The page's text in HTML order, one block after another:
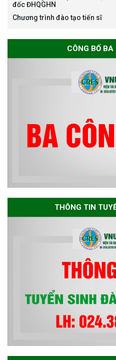
ban
sơ
dự
đủ
đốc ĐHQGHN
Chương trình đào tạo tiến sĩ
CÔNG BỐ BA
THÔNG TIN